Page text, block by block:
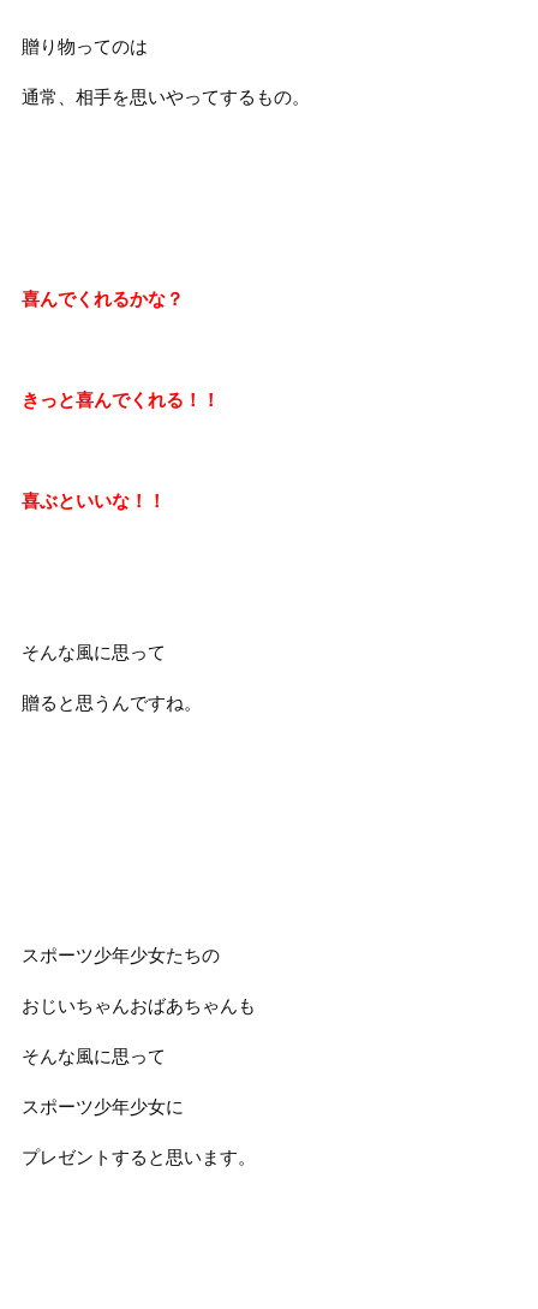
贈り物ってのは
通常、相手を思いやってするもの。
喜んでくれるかな？
きっと喜んでくれる！！
喜ぶといいな！！
そんな風に思って
贈ると思うんですね。
スポーツ少年少女たちの
おじいちゃんおばあちゃんも
そんな風に思って
スポーツ少年少女に
プレゼントすると思います。